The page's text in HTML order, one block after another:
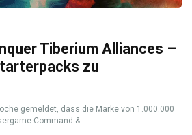
Tiberium Alliances –
zu
gemeldet, dass die Marke von 1.000.000
Command & ...